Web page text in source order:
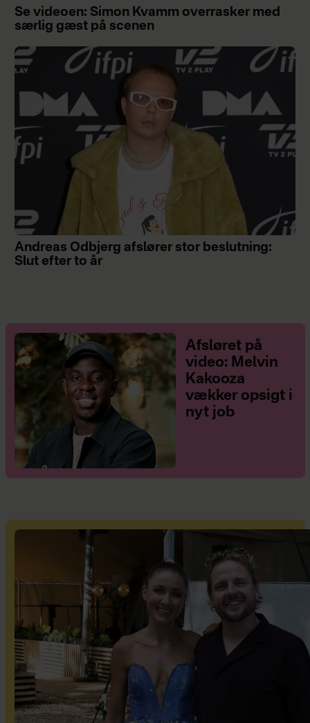
Se videoen: Simon Kvamm overrasker med
særlig gæst på scenen
Andreas Odbjerg afslører stor beslutning:
Slut efter to år
Afsløret på
video: Melvin
Kakooza
vækker opsigt i
nyt job